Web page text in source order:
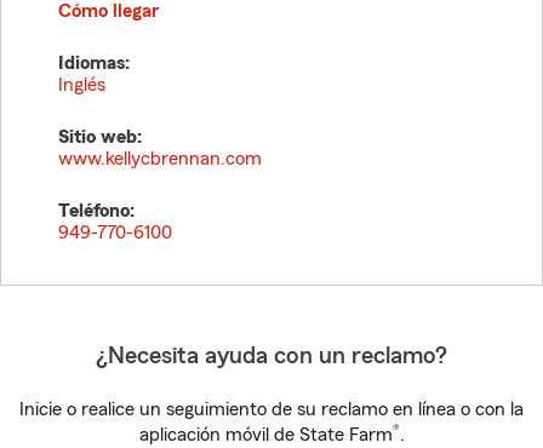
Cómo llegar
Idiomas:
Inglés
Sitio web:
www.kellycbrennan.com
Teléfono:
949-770-6100
¿Necesita ayuda con un reclamo?
Inicie o realice un seguimiento de su reclamo en línea o con la
aplicación móvil de State Farm®.